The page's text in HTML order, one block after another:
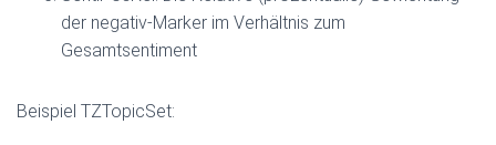
der negativ-Marker im Verhältnis zum
Gesamtsentiment
Beispiel TZTopicSet: